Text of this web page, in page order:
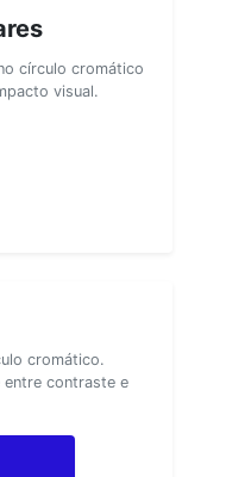
círculo cromático
visual.
cromático.
entre contraste e